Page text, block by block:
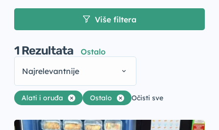
Više filtera
1 Rezultata
Ostalo
Najrelevantnije
Alati i oruđa Ostalo Očisti sve